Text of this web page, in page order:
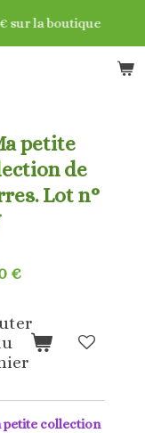
sur la boutique
petite
de
Lot n°
€
petite collection